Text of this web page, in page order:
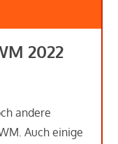
2022
andere
Auch einige